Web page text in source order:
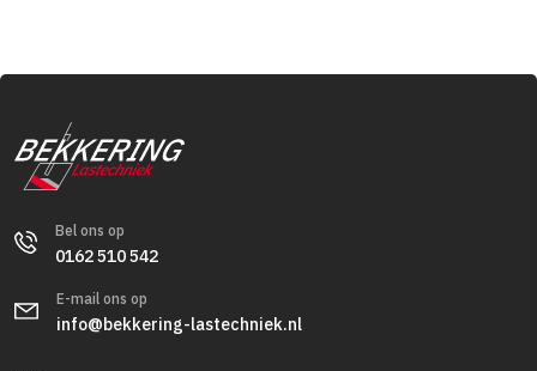
Bel ons op
0162 510 542
E-mail ons op
info@bekkering-lastechniek.nl